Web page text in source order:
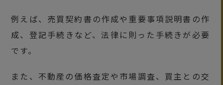
例えば、売買契約書の作成や重要事項説明書の作
成、登記手続きなど、法律に則った手続きが必要
です。
また、不動産の価格査定や市場調査、買主との交